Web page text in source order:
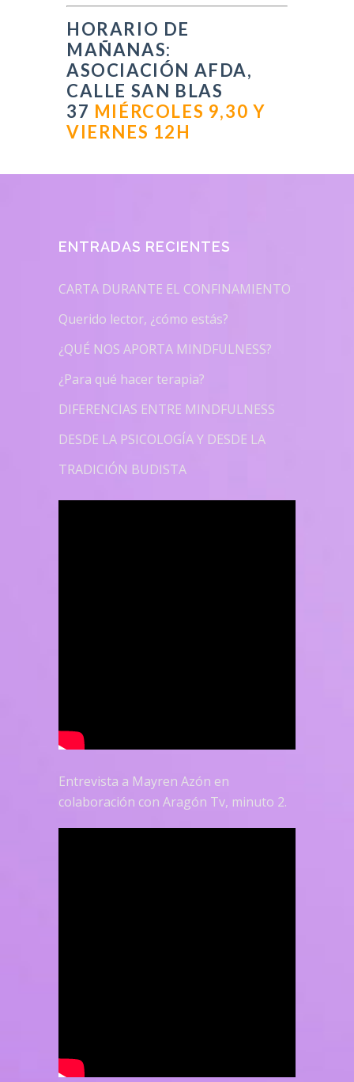
HORARIO DE
MAÑANAS:
ASOCIACIÓN AFDA,
CALLE SAN BLAS
37 MIÉRCOLES 9,30 Y
VIERNES 12H
ENTRADAS RECIENTES
CARTA DURANTE EL CONFINAMIENTO
Querido lector, ¿cómo estás?
¿QUÉ NOS APORTA MINDFULNESS?
¿Para qué hacer terapia?
DIFERENCIAS ENTRE MINDFULNESS
DESDE LA PSICOLOGÍA Y DESDE LA
TRADICIÓN BUDISTA
Entrevista a Mayren Azón en
colaboración con Aragón Tv, minuto 2.